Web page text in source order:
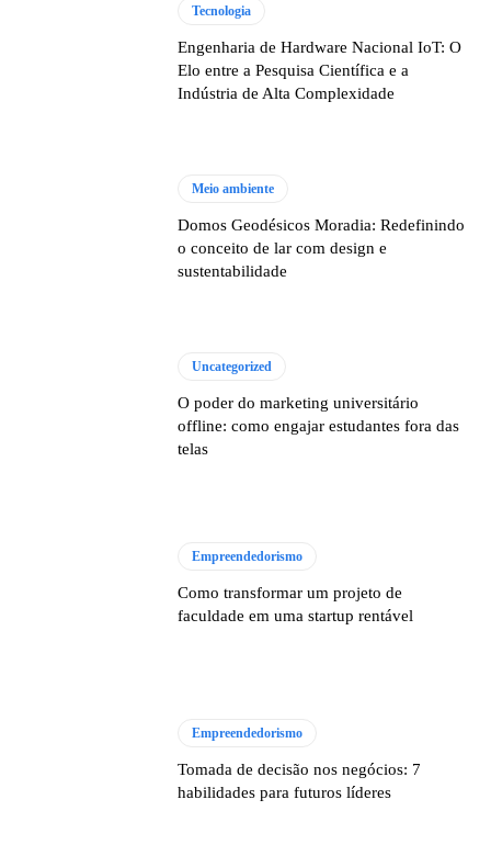
Tecnologia
Engenharia de Hardware Nacional IoT: O
Elo entre a Pesquisa Científica e a
Indústria de Alta Complexidade
Meio ambiente
Domos Geodésicos Moradia: Redefinindo
o conceito de lar com design e
sustentabilidade
Uncategorized
O poder do marketing universitário
offline: como engajar estudantes fora das
telas
Empreendedorismo
Como transformar um projeto de
faculdade em uma startup rentável
Empreendedorismo
Tomada de decisão nos negócios: 7
habilidades para futuros líderes